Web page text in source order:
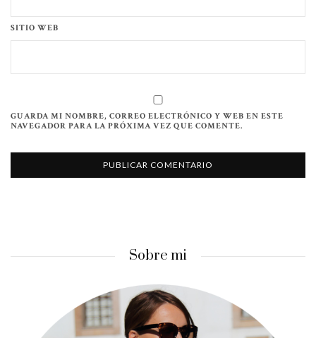
SITIO WEB
GUARDA MI NOMBRE, CORREO ELECTRÓNICO Y WEB EN ESTE
NAVEGADOR PARA LA PRÓXIMA VEZ QUE COMENTE.
Sobre mi